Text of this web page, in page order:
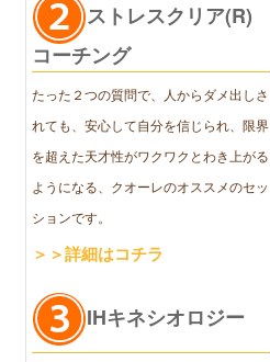
ストレスクリア(R)
コーチング
たった２つの質問で、人からダメ出しさ
れても、安心して自分を信じられ、限界
を超えた天才性がワクワクとわき上がる
ようになる、クオーレのオススメのセッ
ションです。
＞＞詳細はコチラ
IHキネシオロジー